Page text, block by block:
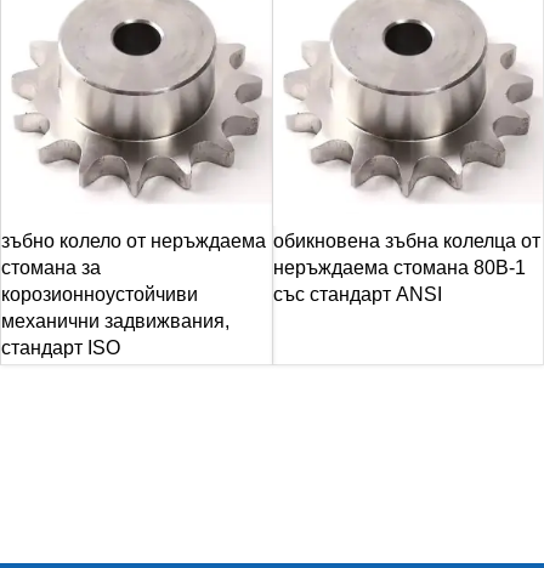
зъбно колело от неръждаема
стомана за
корозионноустойчиви
механични задвижвания,
стандарт ISO
обикновена зъбна колелца от
неръждаема стомана 80B-1
със стандарт ANSI